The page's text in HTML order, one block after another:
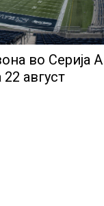
во Серија А
август